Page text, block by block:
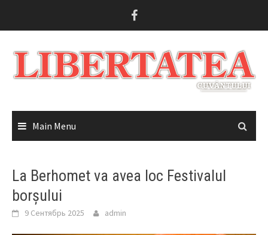
Main Menu
La Berhomet va avea loc Festivalul
borșului
9 Сентябрь 2025 admin